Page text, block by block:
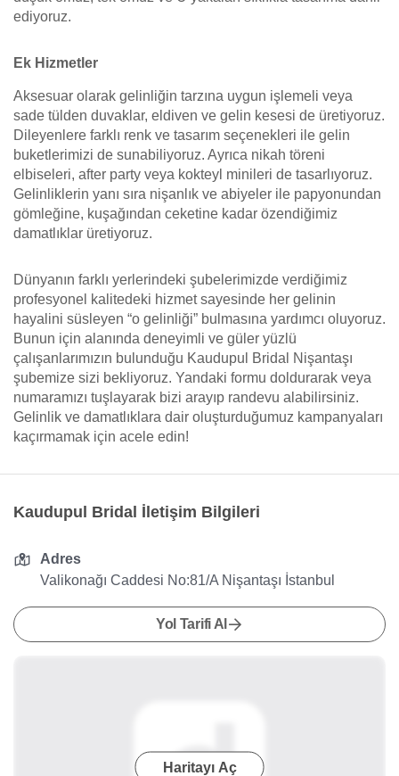
ediyoruz.
Ek Hizmetler
Aksesuar olarak gelinliğin tarzına uygun işlemeli veya
sade tülden duvaklar, eldiven ve gelin kesesi de üretiyoruz.
Dileyenlere farklı renk ve tasarım seçenekleri ile gelin
buketlerimizi de sunabiliyoruz. Ayrıca nikah töreni
elbiseleri, after party veya kokteyl minileri de tasarlıyoruz.
Gelinliklerin yanı sıra nişanlık ve abiyeler ile papyonundan
gömleğine, kuşağından ceketine kadar özendiğimiz
damatlıklar üretiyoruz.
Dünyanın farklı yerlerindeki şubelerimizde verdiğimiz
profesyonel kalitedeki hizmet sayesinde her gelinin
hayalini süsleyen “o gelinliği” bulmasına yardımcı oluyoruz.
Bunun için alanında deneyimli ve güler yüzlü
çalışanlarımızın bulunduğu Kaudupul Bridal Nişantaşı
şubemize sizi bekliyoruz. Yandaki formu doldurarak veya
numaramızı tuşlayarak bizi arayıp randevu alabilirsiniz.
Gelinlik ve damatlıklara dair oluşturduğumuz kampanyaları
kaçırmamak için acele edin!
Kaudupul Bridal İletişim Bilgileri
Adres
Valikonağı Caddesi No:81/A Nişantaşı İstanbul
Yol Tarifi Al
Haritayı Aç